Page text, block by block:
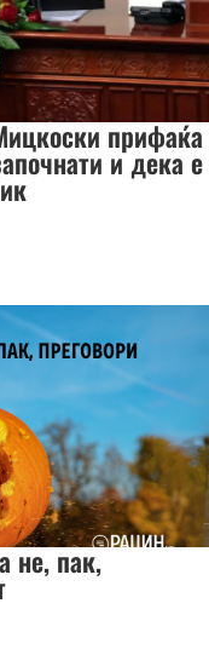
прифаќа
и дека е
не, пак,